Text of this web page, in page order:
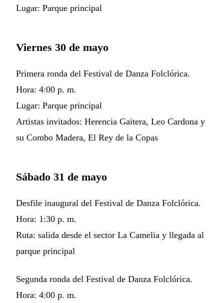
Lugar: Parque principal
Viernes 30 de mayo
Primera ronda del Festival de Danza Folclórica.
Hora: 4:00 p. m.
Lugar: Parque principal
Artistas invitados: Herencia Gaitera, Leo Cardona y
su Combo Madera, El Rey de la Copas
Sábado 31 de mayo
Desfile inaugural del Festival de Danza Folclórica.
Hora: 1:30 p. m.
Ruta: salida desde el sector La Camelia y llegada al
parque principal
Segunda ronda del Festival de Danza Folclórica.
Hora: 4:00 p. m.